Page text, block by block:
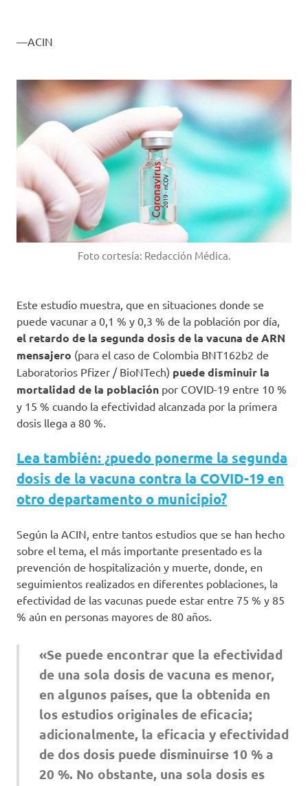
ACIN
Foto cortesía: Redacción Médica.
Este estudio muestra, que en situaciones donde se
puede vacunar a 0,1 % y 0,3 % de la población por día,
el retardo de la segunda dosis de la vacuna de ARN
mensajero (para el caso de Colombia BNT162b2 de
Laboratorios Pfizer / BioNTech) puede disminuir la
mortalidad de la población por COVID-19 entre 10 %
y 15 % cuando la efectividad alcanzada por la primera
dosis llega a 80 %.
Lea también: ¿puedo ponerme la segunda
dosis de la vacuna contra la COVID-19 en
otro departamento o municipio?
Según la ACIN, entre tantos estudios que se han hecho
sobre el tema, el más importante presentado es la
prevención de hospitalización y muerte, donde, en
seguimientos realizados en diferentes poblaciones, la
efectividad de las vacunas puede estar entre 75 % y 85
% aún en personas mayores de 80 años.
«Se puede encontrar que la efectividad
de una sola dosis de vacuna es menor,
en algunos países, que la obtenida en
los estudios originales de eficacia;
adicionalmente, la eficacia y efectividad
de dos dosis puede disminuirse 10 % a
20 %. No obstante, una sola dosis es